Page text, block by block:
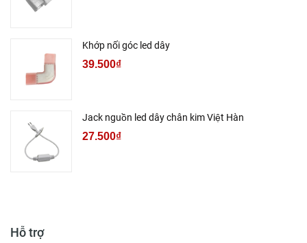
Khớp nối góc led dây
39.500₫
Jack nguồn led dây chân kim Việt Hàn
27.500₫
Hỗ trợ